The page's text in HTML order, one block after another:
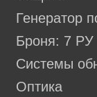
Генератор
Броня: 7 РУ
Системы
Оптика